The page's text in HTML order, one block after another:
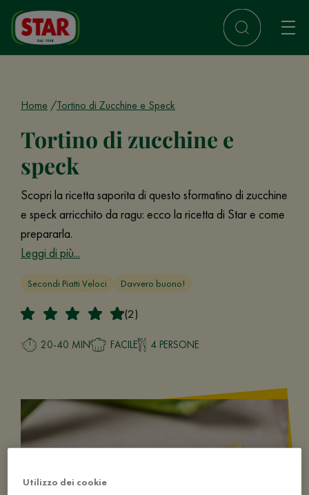
Home Tortino di Zucchine e Speck
Tortino di zucchine e
speck
Scopri la ricetta saporita di questo sformatino di zucchine
e speck arricchito da ragu: ecco la ricetta di Star e come
prepararla.
Leggi di più...
Secondi Piatti Veloci Davvero buono!
(2)
20-40 MIN FACILE 4 PERSONE
Utilizzo dei cookie